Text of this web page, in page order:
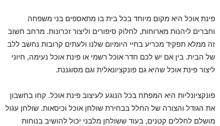
פינת אוכל היא מקום מיוחד בכל בית בו מתאספים בני משפחה
וחברים ליהנות מארוחות, לחלוק סיפורים וליצור זכרונות. מרחב חשוב
זה ממלא תפקיד מכריע בחיי היומיום שלנו ולעתים קרובות נחשב ללב
של הבית. בין אם יש לכם חדר אוכל רשמי או פינת אוכל נעימה, חיוני
ליצור פינת אוכל שהיא גם פונקציונאלית וגם מסוגננת.
פונקציונליות היא המפתח בכל הנוגע לעיצוב פינת אוכל. קחו בחשבון
את הגודל והצורה של החלל בבחירת שולחן אוכל וכיסאות. שולחן עגול
מושלם לחללים קטנים, בעוד ששולחן מלבני יכול להושיב בנוחות